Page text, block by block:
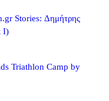
Stories: Δημήτρης
I)
Triathlon Camp by